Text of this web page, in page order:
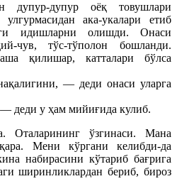
дупур-дупур оёқ товушлари
ака-укалари етиб
идишларни олишди. Онаси
чув, тўс-тўполон бошланди.
қилишар, катталари бўлса
— деди онаси уларга
деди у ҳам мийиғида кулиб.
ўзгинаси. Мана
Мени кўргани келибди-да
набирасини кўтариб бағрига
ширинликлардан бериб, бироз